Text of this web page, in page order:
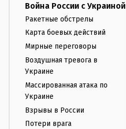
Война России с Украиной
Ракетные обстрелы
Карта боевых действий
Мирные переговоры
Воздушная тревога в
Украине
Массированная атака по
Украине
Взрывы в России
Потери врага